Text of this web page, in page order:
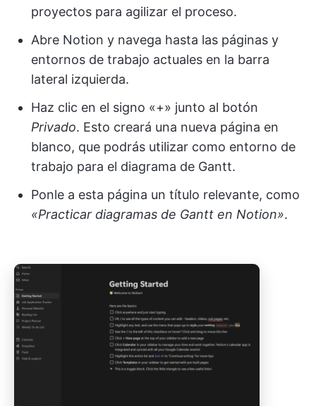
proyectos para agilizar el proceso.
Abre Notion y navega hasta las páginas y
entornos de trabajo actuales en la barra
lateral izquierda.
Haz clic en el signo «+» junto al botón
Privado. Esto creará una nueva página en
blanco, que podrás utilizar como entorno de
trabajo para el diagrama de Gantt.
Ponle a esta página un título relevante, como
«Practicar diagramas de Gantt en Notion».